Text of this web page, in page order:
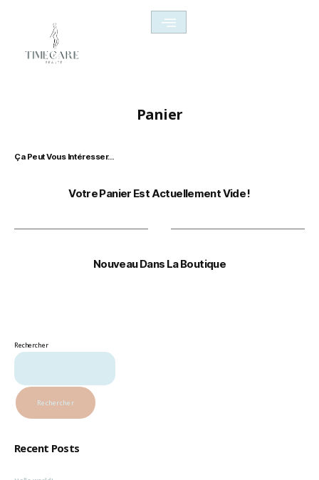
Panier
Ça Peut Vous Intéresser…
Votre Panier Est Actuellement Vide !
Nouveau Dans La Boutique
Rechercher
Rechercher
Recent Posts